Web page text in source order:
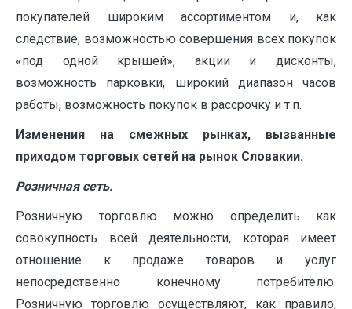
покупателей широким ассортиментом и, как
следствие, возможностью совершения всех покупок
«под одной крышей», акции и дисконты,
возможность парковки, широкий диапазон часов
работы, возможность покупок в рассрочку и т.п.
Изменения на смежных рынках, вызванные
приходом торговых сетей на рынок Словакии.
Розничная сеть.
Розничную торговлю можно определить как
совокупность всей деятельности, которая имеет
отношение к продаже товаров и услуг
непосредственно конечному потребителю.
Розничную торговлю осуществляют, как правило,